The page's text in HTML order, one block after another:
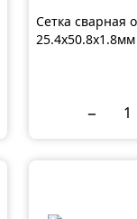
Сетка сварная
25.4x50.8x1.8мм
−